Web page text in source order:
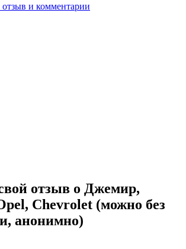
и комментарии
отзыв о Джемир,
Chevrolet (можно без
анонимно)